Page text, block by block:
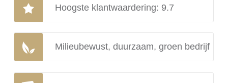
Hoogste klantwaardering: 9.7
Milieubewust, duurzaam, groen bedrijf